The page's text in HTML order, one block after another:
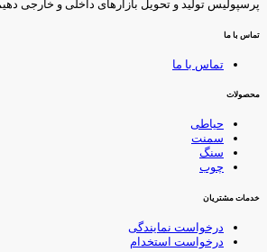
تولید و تحویل بازارهای داخلی و خارجی دهیم.
با ما
تماس با ما
حیاطی
سمنت
سنگ
چوب
مشتریان
درخواست نمایندگی
درخواست استخدام